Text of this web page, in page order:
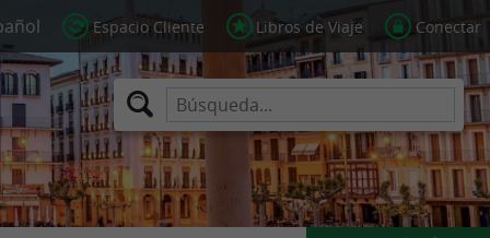
Espacio Cliente Libros de Viaje Conectar